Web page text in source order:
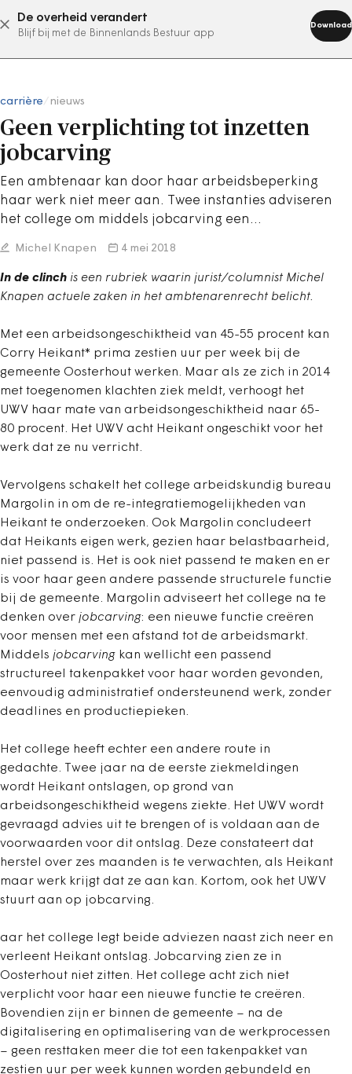
De overheid verandert
Blijf bij met de Binnenlands Bestuur app
Download
abonneer nu
carrière nieuws
Geen verplichting tot inzetten
jobcarving
Een ambtenaar kan door haar arbeidsbeperking
haar werk niet meer aan. Twee instanties adviseren
het college om middels jobcarving een…
Michel Knapen 4 mei 2018
In de clinch is een rubriek waarin jurist/columnist Michel
Knapen actuele zaken in het ambtenarenrecht belicht.
Met een arbeidsongeschiktheid van 45-55 procent kan
Corry Heikant* prima zestien uur per week bij de
gemeente Oosterhout werken. Maar als ze zich in 2014
met toegenomen klachten ziek meldt, verhoogt het
UWV haar mate van arbeidsongeschiktheid naar 65-
80 procent. Het UWV acht Heikant ongeschikt voor het
werk dat ze nu verricht.
Vervolgens schakelt het college arbeidskundig bureau
Margolin in om de re-integratiemogelijkheden van
Heikant te onderzoeken. Ook Margolin concludeert
dat Heikants eigen werk, gezien haar belastbaarheid,
niet passend is. Het is ook niet passend te maken en er
is voor haar geen andere passende structurele functie
bij de gemeente. Margolin adviseert het college na te
denken over jobcarving: een nieuwe functie creëren
voor mensen met een afstand tot de arbeidsmarkt.
Middels jobcarving kan wellicht een passend
structureel takenpakket voor haar worden gevonden,
eenvoudig administratief ondersteunend werk, zonder
deadlines en productiepieken.
Het college heeft echter een andere route in
gedachte. Twee jaar na de eerste ziekmeldingen
wordt Heikant ontslagen, op grond van
arbeidsongeschiktheid wegens ziekte. Het UWV wordt
gevraagd advies uit te brengen of is voldaan aan de
voorwaarden voor dit ontslag. Deze constateert dat
herstel over zes maanden is te verwachten, als Heikant
maar werk krijgt dat ze aan kan. Kortom, ook het UWV
stuurt aan op jobcarving.
aar het college legt beide adviezen naast zich neer en
verleent Heikant ontslag. Jobcarving zien ze in
Oosterhout niet zitten. Het college acht zich niet
verplicht voor haar een nieuwe functie te creëren.
Bovendien zijn er binnen de gemeente – na de
digitalisering en optimalisering van de werkprocessen
– geen resttaken meer die tot een takenpakket van
zestien uur per week kunnen worden gebundeld en